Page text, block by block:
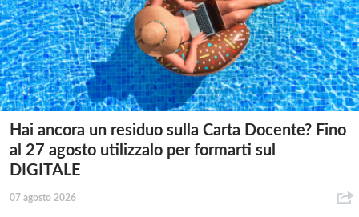
Hai ancora un residuo sulla Carta Docente? Fino
al 27 agosto utilizzalo per formarti sul
DIGITALE
07 agosto 2026